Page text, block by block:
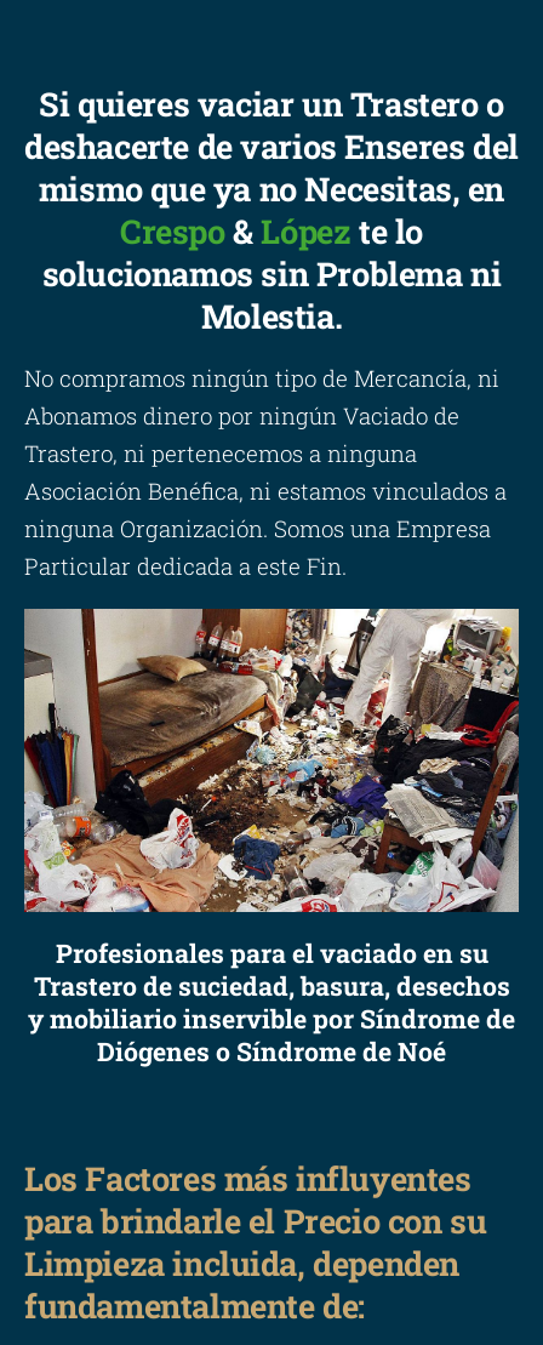
Si quieres vaciar un Trastero o
deshacerte de varios Enseres del
mismo que ya no Necesitas, en
Crespo&Lópezte lo
solucionamos sin Problema ni
Molestia.
No compramos ningún tipo de Mercancía, ni
Abonamos dinero por ningún Vaciado de
Trastero, ni pertenecemos a ninguna
Asociación Benéfica, ni estamos vinculados a
ninguna Organización. Somos una Empresa
Particular dedicada a este Fin.
Profesionales para el vaciado en su
Trastero de suciedad, basura, desechos
y mobiliario inservible por Síndrome de
Diógenes o Síndrome de Noé
Los Factores más influyentes
para brindarle el Precio con su
Limpieza incluida, dependen
fundamentalmente de: